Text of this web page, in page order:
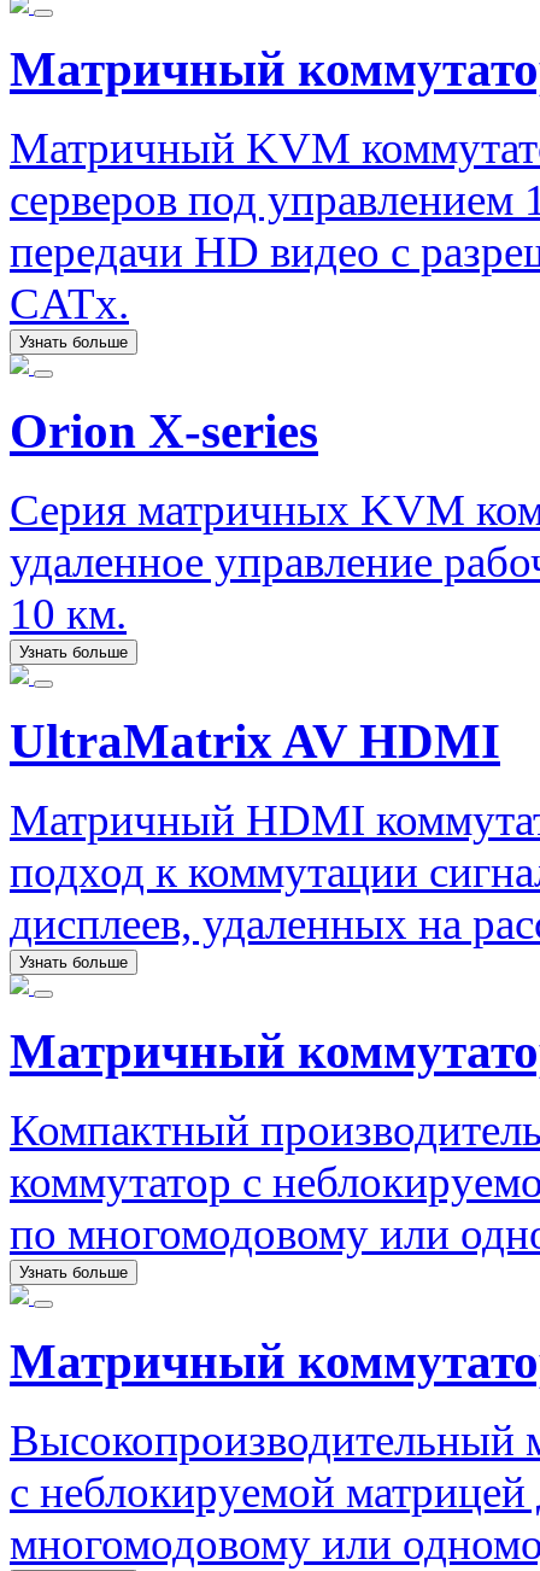
Матричный
Матричный KVM
серверов под управлением
передачи HD видео с
CATx.
Узнать больше
Orion X-series
Серия матричных KVM
удаленное управление
10 км.
Узнать больше
UltraMatrix AV HDMI
Матричный HDMI
подход к коммутации
дисплеев, удаленных на
Узнать больше
Матричный
Компактный
коммутатор с
по многомодовому или
Узнать больше
Матричный
Высокопроизводительный
с неблокируемой
многомодовому или